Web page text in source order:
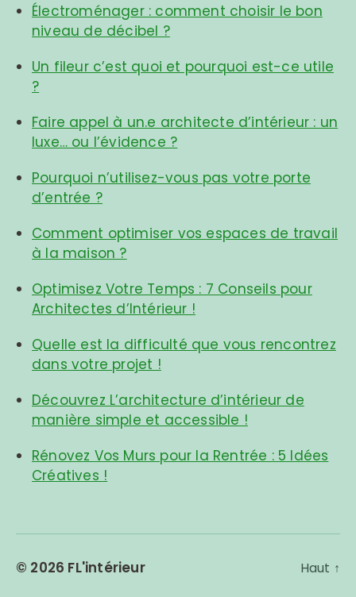
Électroménager : comment choisir le bon
niveau de décibel ?
Un fileur c’est quoi et pourquoi est-ce utile
?
Faire appel à un.e architecte d’intérieur : un
luxe… ou l’évidence ?
Pourquoi n’utilisez-vous pas votre porte
d’entrée ?
Comment optimiser vos espaces de travail
à la maison ?
Optimisez Votre Temps : 7 Conseils pour
Architectes d’Intérieur !
Quelle est la difficulté que vous rencontrez
dans votre projet !
Découvrez L’architecture d’intérieur de
manière simple et accessible !
Rénovez Vos Murs pour la Rentrée : 5 Idées
Créatives !
© 2026 FL'intérieur Haut ↑